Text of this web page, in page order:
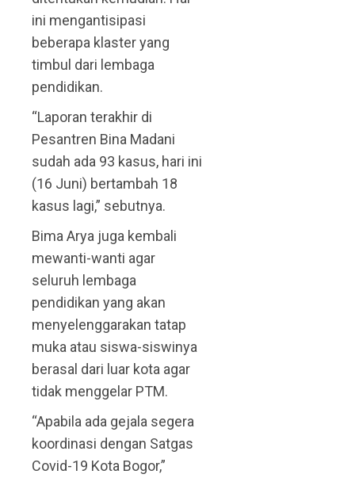
ini mengantisipasi
beberapa klaster yang
timbul dari lembaga
pendidikan.
“Laporan terakhir di
Pesantren Bina Madani
sudah ada 93 kasus, hari ini
(16 Juni) bertambah 18
kasus lagi,” sebutnya.
Bima Arya juga kembali
mewanti-wanti agar
seluruh lembaga
pendidikan yang akan
menyelenggarakan tatap
muka atau siswa-siswinya
berasal dari luar kota agar
tidak menggelar PTM.
“Apabila ada gejala segera
koordinasi dengan Satgas
Covid-19 Kota Bogor,”